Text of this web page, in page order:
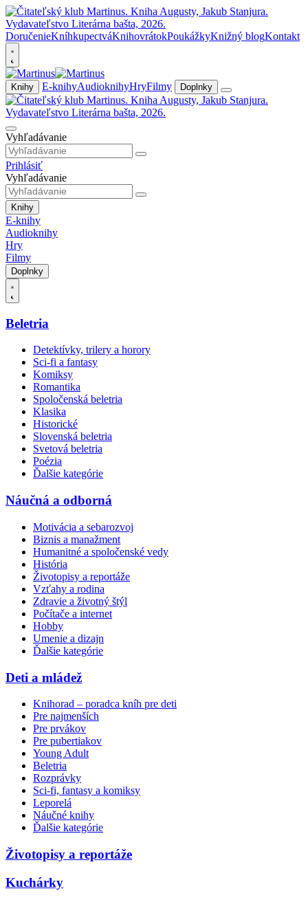
DoručenieKníhkupectváKnihovrátokPoukážkyKnižný blogKontakt
Knihy E-knihyAudioknihyHryFilmy Doplnky
Vyhľadávanie
Prihlásiť
Vyhľadávanie
Knihy
E-knihy
Audioknihy
Hry
Filmy
Doplnky
Beletria
Detektívky, trilery a horory
Sci-fi a fantasy
Komiksy
Romantika
Spoločenská beletria
Klasika
Historické
Slovenská beletria
Svetová beletria
Poézia
Ďalšie kategórie
Náučná a odborná
Motivácia a sebarozvoj
Biznis a manažment
Humanitné a spoločenské vedy
História
Životopisy a reportáže
Vzťahy a rodina
Zdravie a životný štýl
Počítače a internet
Hobby
Umenie a dizajn
Ďalšie kategórie
Deti a mládež
Knihorad – poradca kníh pre deti
Pre najmenších
Pre prvákov
Pre pubertiakov
Young Adult
Beletria
Rozprávky
Sci-fi, fantasy a komiksy
Leporelá
Náučné knihy
Ďalšie kategórie
Životopisy a reportáže
Kuchárky